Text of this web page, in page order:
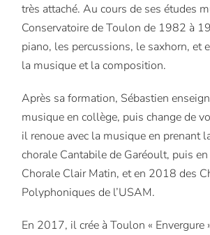
très attaché. Au cours de ses études
Conservatoire de Toulon de 1982 à
piano, les percussions, le saxhorn, et
la musique et la composition.
Après sa formation, Sébastien
musique en collège, puis change de
il renoue avec la musique en prenant
chorale Cantabile de Garéoult, puis
Chorale Clair Matin, et en 2018 des
Polyphoniques de l’USAM.
En 2017, il crée à Toulon « Envergure